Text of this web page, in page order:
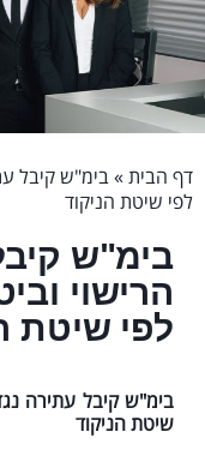
דף הבית »בימ"ש קיבל
לפי שיטת הניקוד
בימ"ש
הרישוי
לפי שיטת
בימ"ש קיבל עתירה
שיטת הניקוד